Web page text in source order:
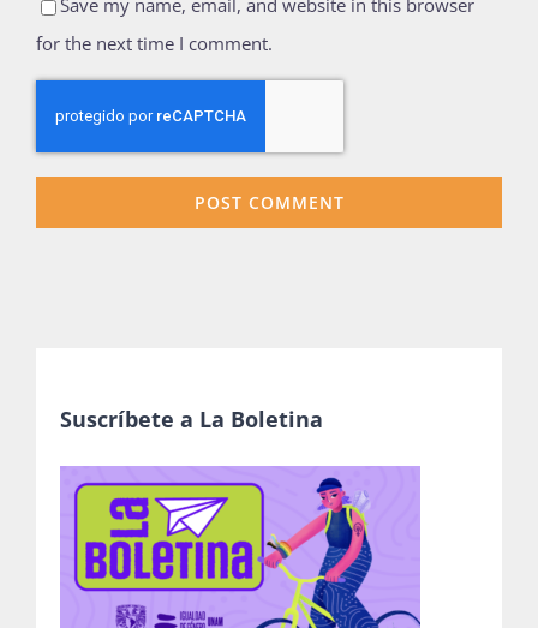
Save my name, email, and website in this browser
for the next time I comment.
Suscríbete a La Boletina